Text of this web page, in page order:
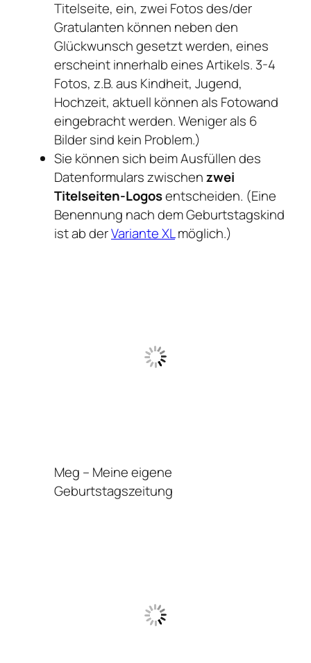
Titelseite, ein, zwei Fotos des/der
Gratulanten können neben den
Glückwunsch gesetzt werden, eines
erscheint innerhalb eines Artikels. 3-4
Fotos, z.B. aus Kindheit, Jugend,
Hochzeit, aktuell können als Fotowand
eingebracht werden. Weniger als 6
Bilder sind kein Problem.)
Sie können sich beim Ausfüllen des
Datenformulars zwischenzwei
Titelseiten-Logosentscheiden. (Eine
Benennung nach dem Geburtstagskind
ist ab derVariante XLmöglich.)
Meg – Meine eigene
Geburtstagszeitung